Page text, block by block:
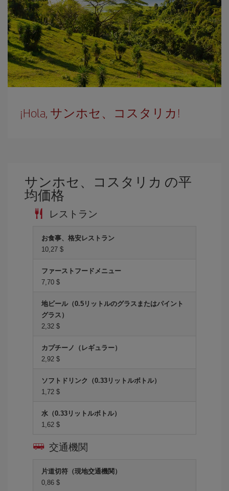
¡Hola, サンホセ、コスタリカ!
サンホセ、コスタリカ の平
均価格
レストラン
お食事、格安レストラン
10,27 $
ファーストフードメニュー
7,70 $
地ビール（0.5リットルのグラスまたはパイント
グラス）
2,32 $
カプチーノ（レギュラー）
2,92 $
ソフトドリンク（0.33リットルボトル）
1,72 $
水（0.33リットルボトル）
1,62 $
交通機関
片道切符（現地交通機関）
0,86 $